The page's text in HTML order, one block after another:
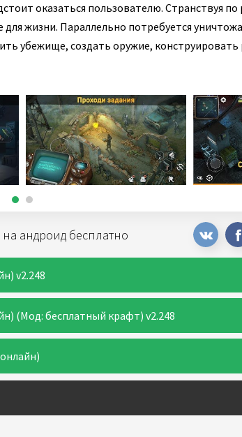
оказаться пользователю. Странствуя
жизни. Параллельно потребуется
убежище, создать оружие,
андроид бесплатно
v2.248
(Мод: бесплатный крафт) v2.248